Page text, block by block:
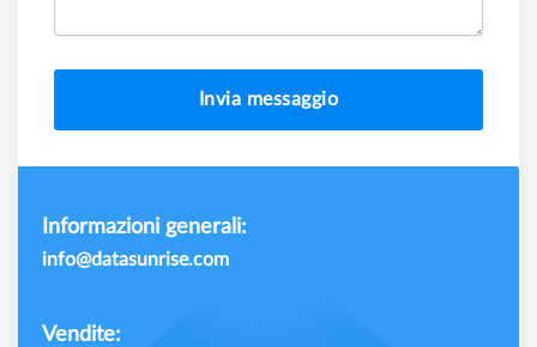
Invia messaggio
Informazioni generali:
info@datasunrise.com
Vendite: